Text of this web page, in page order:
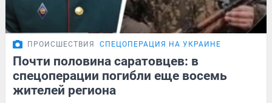
ПРОИСШЕСТВИЯ СПЕЦОПЕРАЦИЯ НА УКРАИНЕ
Почти половина саратовцев: в
спецоперации погибли еще восемь
жителей региона